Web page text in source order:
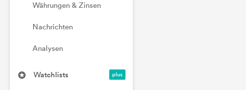
Währungen & Zinsen
Nachrichten
Analysen
Watchlists